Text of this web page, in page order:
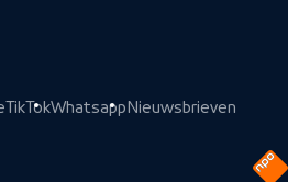
TikTokWhatsapp Nieuwsbrieven